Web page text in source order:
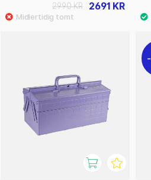
2691 KR
2990 KR